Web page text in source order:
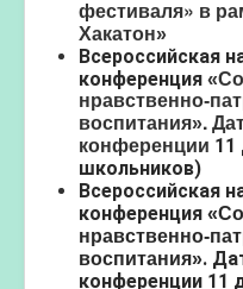
фестиваля» в
Хакатон»
Всероссийская
конференция
нравственно-
воспитания».
конференции 11
школьников)
Всероссийская
конференция
нравственно-
воспитания».
конференции 11